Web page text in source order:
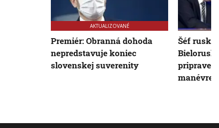
AKTUALIZOVANÉ
Premiér: Obranná dohoda
nepredstavuje koniec
slovenskej suverenity
Šéf
manévre